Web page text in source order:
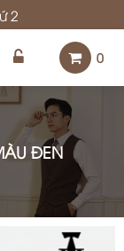
2
0
ĐEN